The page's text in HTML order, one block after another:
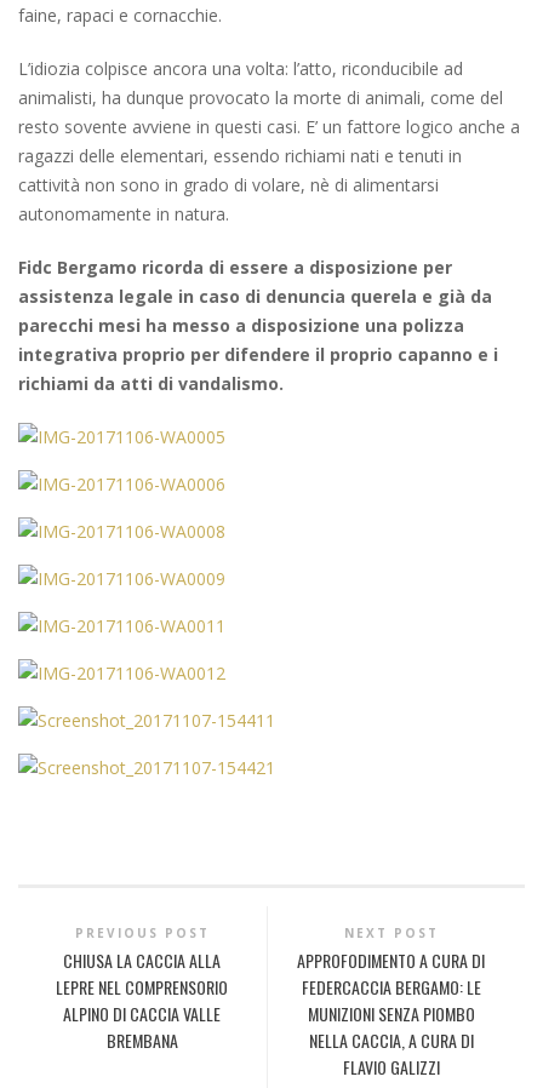
faine, rapaci e cornacchie.
L’idiozia colpisce ancora una volta: l’atto, riconducibile ad
animalisti, ha dunque provocato la morte di animali, come del
resto sovente avviene in questi casi. E’ un fattore logico anche a
ragazzi delle elementari, essendo richiami nati e tenuti in
cattività non sono in grado di volare, nè di alimentarsi
autonomamente in natura.
Fidc Bergamo ricorda di essere a disposizione per
assistenza legale in caso di denuncia querela e già da
parecchi mesi ha messo a disposizione una polizza
integrativa proprio per difendere il proprio capanno e i
richiami da atti di vandalismo.
PREVIOUS POST
CHIUSA LA CACCIA ALLA
LEPRE NEL COMPRENSORIO
ALPINO DI CACCIA VALLE
BREMBANA
NEXT POST
APPROFODIMENTO A CURA DI
FEDERCACCIA BERGAMO: LE
MUNIZIONI SENZA PIOMBO
NELLA CACCIA, A CURA DI
FLAVIO GALIZZI